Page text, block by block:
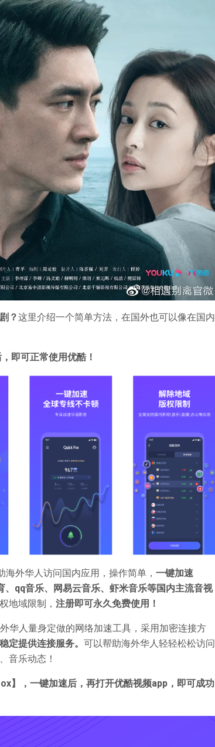
？这里介绍一个简单方法，在国外也可以像在国内
即可正常使用优酷！
外华人访问国内应用，操作简单， 一键加速
qq音乐、网易云音乐、虾米音乐等国内主流音视
地域限制， 注册即可永久免费使用！
华人量身定做的网络加速工具，采用加密连接方
定提供连接服务。 可以帮助海外华人轻轻松松访问
音乐动态！
】，一键加速后，再打开优酷视频app，即可成功